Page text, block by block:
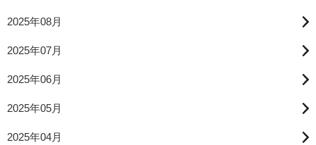
2025年08月
2025年07月
2025年06月
2025年05月
2025年04月